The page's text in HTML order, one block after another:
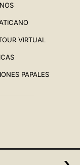
VIRTUAL
PAPALES